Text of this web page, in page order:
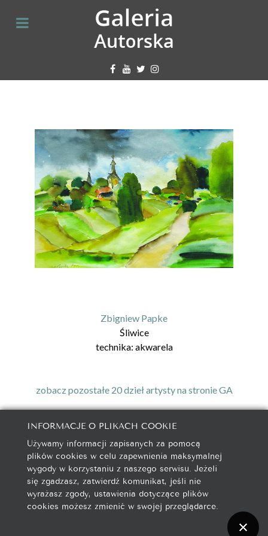
Zbigniew Papke
Śliwice
technika: akwarela
zobacz pozostałe 20 dzieł artysty na stronie GA
galeria@autorska.pl
608 596 314
85-078 Bydgoszcz, ul. Chocimska 5
Na początek
INFORMACJE O PLIKACH COOKIE
Używamy informacji zapisanych za pomocą
plików cookies w celu zapewnienia maksymalnej
wygody w korzystaniu z naszego serwisu. Jeżeli
się zgadzasz, zatwierdź komunikat, jeśli nie
wyrażasz zgody, ustawienia dotyczące plików
cookies możesz zmienić w swojej przeglądarce.